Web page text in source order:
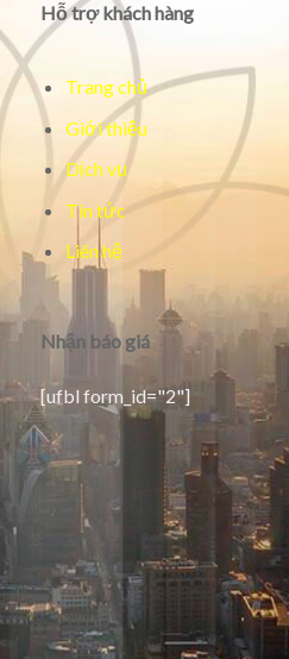
Hỗ trợ khách hàng
Trang chủ
Giới thiệu
Dịch vụ
Tin tức
Liên hệ
Nhận báo giá
[ufbl form_id="2"]